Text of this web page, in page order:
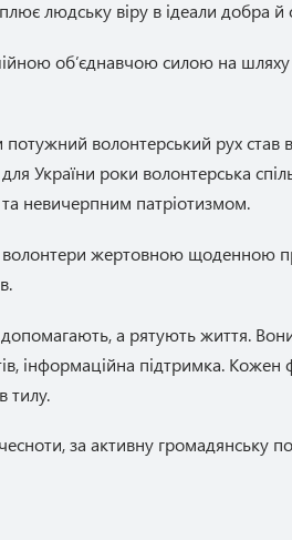
людську віру в ідеали добра й
об’єднавчою силою на
потужний волонтерський рух став
для України роки волонтерська
невичерпним патріотизмом.
волонтери жертовною щоденною
допомагають, а рятують життя.
інформаційна підтримка.
тилу.
за активну громадянську